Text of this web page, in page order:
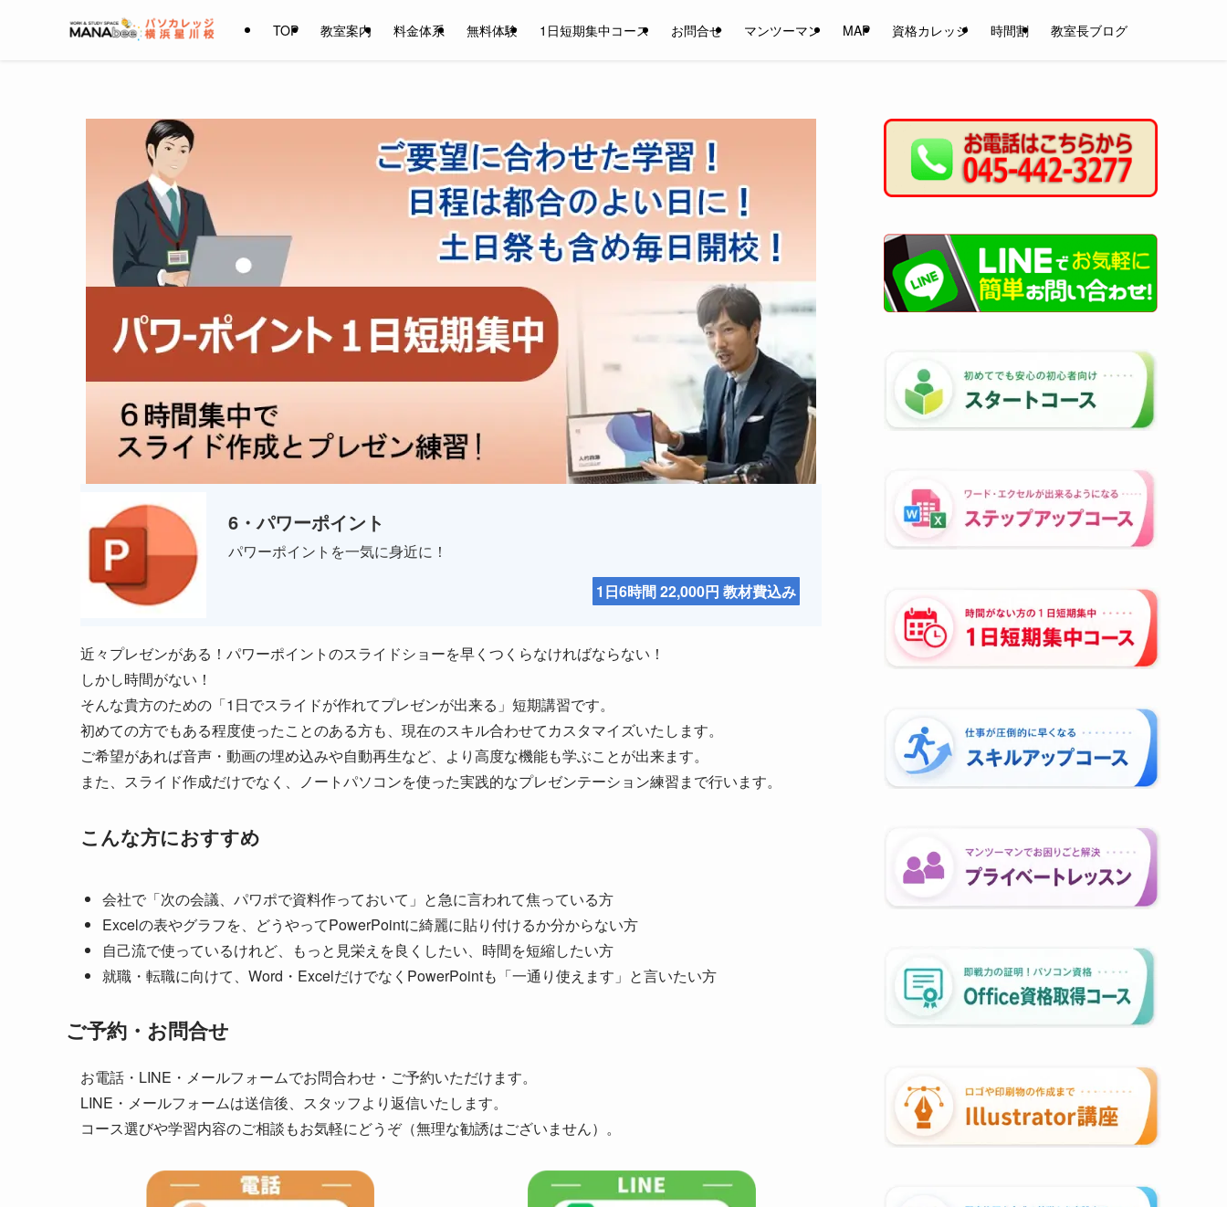
TOP 教室案内 料金体系 無料体験 1日短期集中コース お問合せ マンツーマン MAP 資格カレッジ 時間割 教室長ブログ
6・パワーポイント
パワーポイントを一気に身近に！
1日6時間 22,000円 教材費込み
近々プレゼンがある！パワーポイントのスライドショーを早くつくらなければならない！
しかし時間がない！
そんな貴方のための「1日でスライドが作れてプレゼンが出来る」短期講習です。
初めての方でもある程度使ったことのある方も、現在のスキル合わせてカスタマイズいたします。
ご希望があれば音声・動画の埋め込みや自動再生など、より高度な機能も学ぶことが出来ます。
また、スライド作成だけでなく、ノートパソコンを使った実践的なプレゼンテーション練習まで行います。
こんな方におすすめ
会社で「次の会議、パワポで資料作っておいて」と急に言われて焦っている方
Excelの表やグラフを、どうやってPowerPointに綺麗に貼り付けるか分からない方
自己流で使っているけれど、もっと見栄えを良くしたい、時間を短縮したい方
就職・転職に向けて、Word・ExcelだけでなくPowerPointも「一通り使えます」と言いたい方
ご予約・お問合せ
お電話・LINE・メールフォームでお問合わせ・ご予約いただけます。
LINE・メールフォームは送信後、スタッフより返信いたします。
コース選びや学習内容のご相談もお気軽にどうぞ（無理な勧誘はございません）。